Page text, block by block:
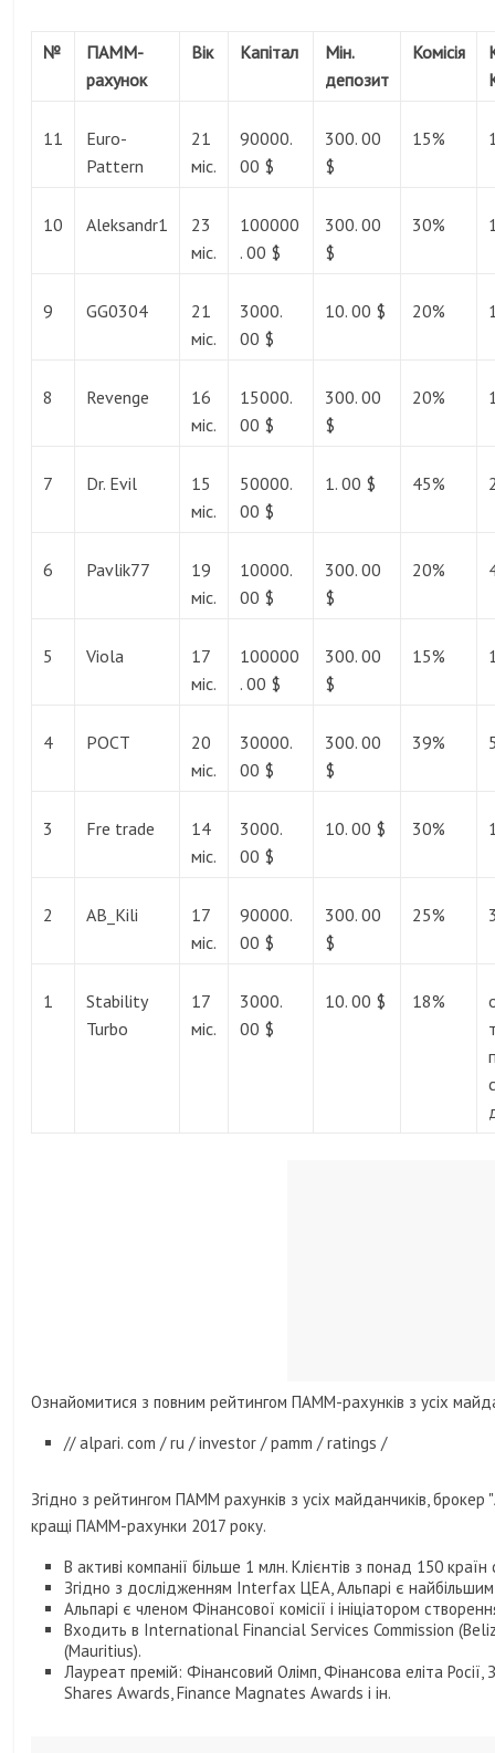
№
ПАММ-
рахунок
Вік Капітал
Мін.
депозит
Комісія
11
Euro-
Pattern
21
міс.
90000.
00 $
300. 00
$
15%
10 Aleksandr1
23
міс.
100000
. 00 $
300. 00
$
30%
9 GG0304
21
міс.
3000.
00 $
10. 00 $ 20%
8 Revenge
16
міс.
15000.
00 $
300. 00
$
20%
7 Dr. Evil
15
міс.
50000.
00 $
1. 00 $ 45%
6 Pavlik77
19
міс.
10000.
00 $
300. 00
$
20%
5 Viola
17
міс.
100000
. 00 $
300. 00
$
15%
4 POCT
20
міс.
30000.
00 $
300. 00
$
39%
3 Fre trade
14
міс.
3000.
00 $
10. 00 $ 30%
2 AB_Kili
17
міс.
90000.
00 $
300. 00
$
25%
1
Stability
Turbo
17
міс.
3000.
00 $
10. 00 $ 18%
Ознайомитися з повним рейтингом ПАММ-рахунків з усіх
// alpari. com / ru / investor / pamm / ratings /
Згідно з рейтингом ПАММ рахунків з усіх майданчиків, брокер
кращі ПАММ-рахунки 2017 року.
В активі компанії більше 1 млн. Клієнтів з понад 150 країн
Згідно з дослідженням Interfax ЦЕА, Альпарі є
Альпарі є членом Фінансової комісії і ініціатором
Входить в International Financial Services Commission
(Mauritius).
Лауреат премій: Фінансовий Олімп, Фінансова еліта Росії,
Shares Awards, Finance Magnates Awards і ін.